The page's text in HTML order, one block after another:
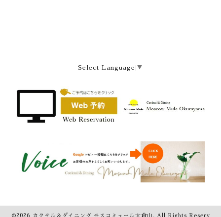
Select Language ▼
©2026 カクテル＆ダイニング モスコミュール大倉山 . All Rights Reserv